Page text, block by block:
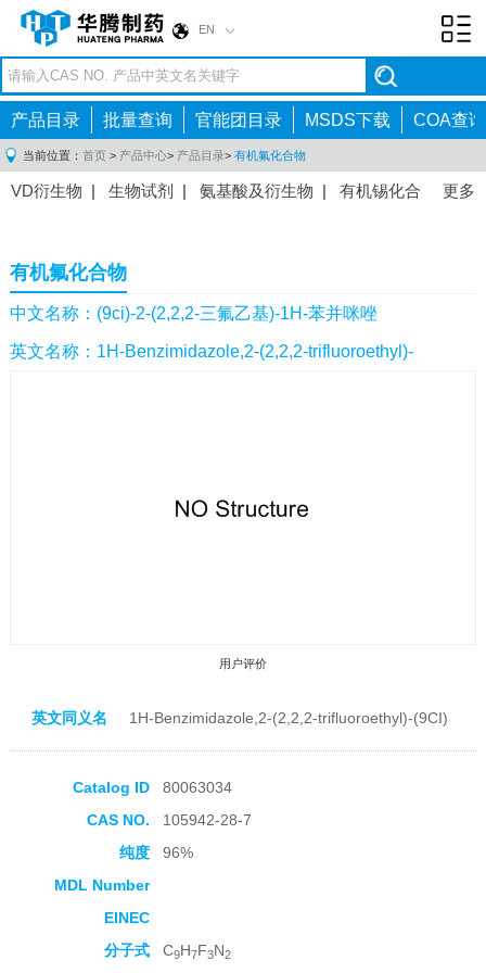
EN
产品目录 批量查询 官能团目录 MSDS下载 COA查询
当前位置： 首页 > 产品中心> 产品目录> 有机氟化合物
更多
VD衍生物 | 生物试剂 | 氨基酸及衍生物 | 有机锡化合
间体|抗高血压药物中间体
感染药物中间体|
体 |抗精神病药物中间体 |抗炎药物中间体 | 精选原料
药中间体|其他原料药中间体|
有机氟化合物
中文名称：(9ci)-2-(2,2,2-三氟乙基)-1H-苯并咪唑
英文名称：1H-Benzimidazole,2-(2,2,2-trifluoroethyl)-
用户评价
收藏产品
英文同义名 1H-Benzimidazole,2-(2,2,2-trifluoroethyl)-(9CI)
Catalog ID
80063034
CAS NO.
105942-28-7
纯度
96%
MDL Number
EINEC
分子式
C9H7F3N2